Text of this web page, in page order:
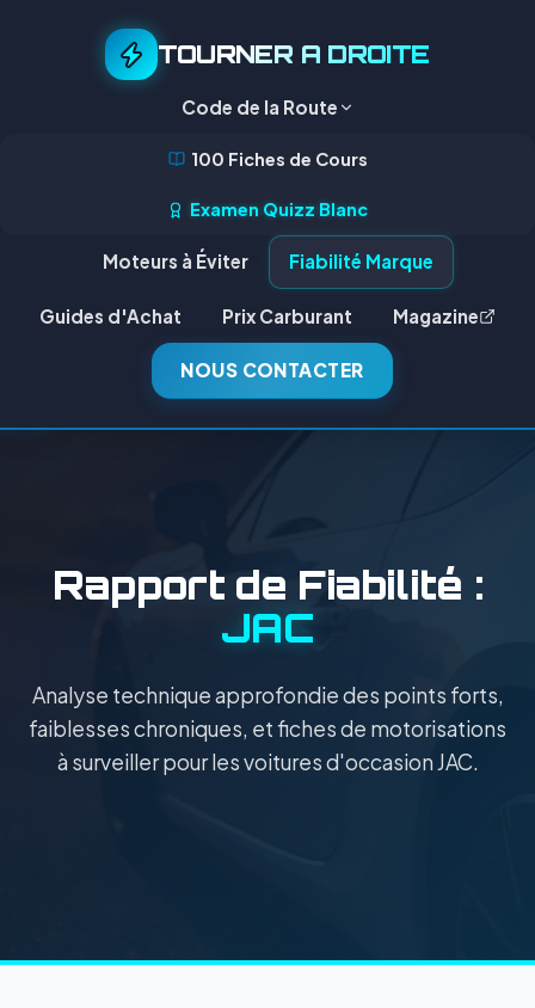
TOURNER A DROITE
Code de la Route
100 Fiches de Cours
Examen Quizz Blanc
Moteurs à Éviter Fiabilité Marque
Guides d'Achat Prix Carburant Magazine
NOUS CONTACTER
Rapport de Fiabilité :
JAC
Analyse technique approfondie des points forts,
faiblesses chroniques, et fiches de motorisations
à surveiller pour les voitures d'occasion JAC.